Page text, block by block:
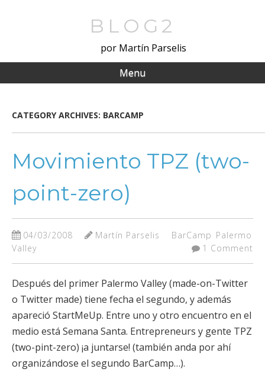
BLOG2
por Martín Parselis
Menu
CATEGORY ARCHIVES: BARCAMP
Movimiento TPZ (two-
point-zero)
04/03/2008 Martín Parselis BarCamp Palermo
Valley
1 Comment
Después del primer Palermo Valley (made-on-Twitter
o Twitter made) tiene fecha el segundo, y además
apareció StartMeUp. Entre uno y otro encuentro en el
medio está Semana Santa. Entrepreneurs y gente TPZ
(two-pint-zero) ¡a juntarse! (también anda por ahí
organizándose el segundo BarCamp…).